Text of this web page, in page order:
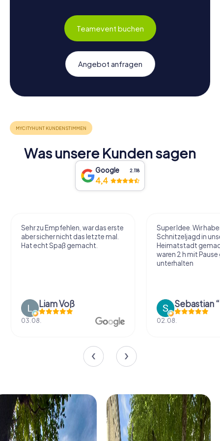
Teamevent buchen
Angebot anfragen
Was unsere Kunden sagen
Google 2.118
4,4
Sehr zu Empfehlen, war das erste
aber sicher nicht das letzte mal.
Hat echt Spaß gemacht.
Liam Voß
03.08.
Super Idee. Wir
Schnitzeljagd in
Heimatstadt
waren 2 h mit
unterhalten
02.08.